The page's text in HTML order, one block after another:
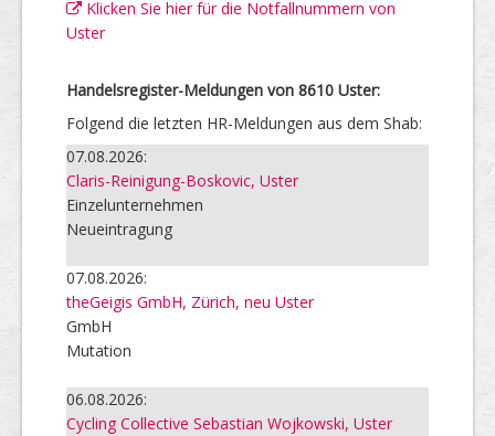
Klicken Sie hier für die Notfallnummern von
Uster
Handelsregister-Meldungen von 8610 Uster:
Folgend die letzten HR-Meldungen aus dem Shab:
07.08.2026:
Claris-Reinigung-Boskovic, Uster
Einzelunternehmen
Neueintragung
07.08.2026:
theGeigis GmbH, Zürich, neu Uster
GmbH
Mutation
06.08.2026:
Cycling Collective Sebastian Wojkowski, Uster